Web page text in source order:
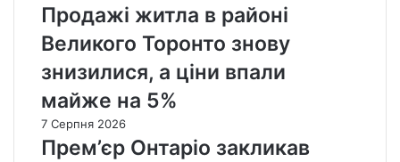
Продажі житла в районі
Великого Торонто знову
знизилися, а ціни впали
майже на 5%
7 Серпня 2026
Прем’єр Онтаріо закликав